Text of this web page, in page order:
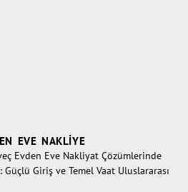
EVE NAKLIYE
Evden Eve Nakliyat Çözümlerinde
Giriş ve Temel Vaat Uluslararası